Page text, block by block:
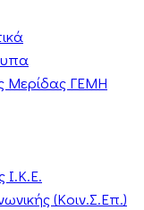
Μερίδας ΓΕΜΗ
Ι.Κ.Ε.
(Κοιν.Σ.Επ.)